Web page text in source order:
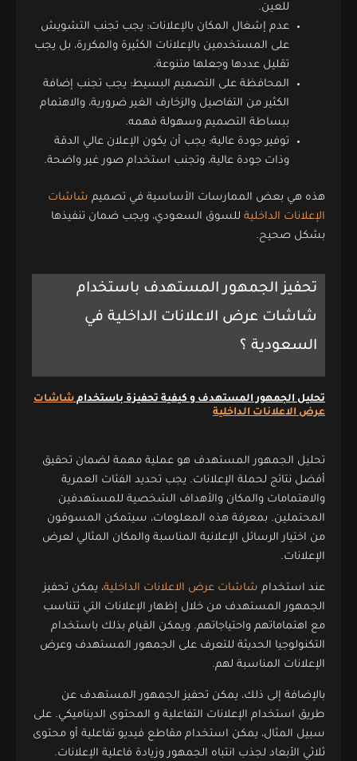
للعين.
عدم إشغال المكان بالإعلانات: يجب تجنب التشويش
على المستخدمين بالإعلانات الكثيرة والمكررة، بل يجب
تقليل عددها وجعلها متنوعة.
المحافظة على التصميم البسيط: يجب تجنب إضافة
الكثير من التفاصيل والزخارف الغير ضرورية، والاهتمام
ببساطة التصميم وسهولة فهمه.
توفير جودة عالية: يجب أن يكون الإعلان عالي الدقة
وذات جودة عالية، وتجنب استخدام صور غير واضحة.
هذه هي بعض الممارسات الأساسية في تصميم شاشات
الإعلانات الداخلية للسوق السعودي، ويجب ضمان تنفيذها
بشكل صحيح.
تحفيز الجمهور المستهدف باستخدام
شاشات عرض الاعلانات الداخلية في
السعودية ؟
تحليل الجمهور المستهدف و كيفية تحفيزة باستخدامشاشات
عرض الاعلانات الداخلية
تحليل الجمهور المستهدف هو عملية مهمة لضمان تحقيق
أفضل نتائج لحملة الإعلانات. يجب تحديد الفئات العمرية
والاهتمامات والمكان والأهداف الشخصية للمستهدفين
المحتملين. بمعرفة هذه المعلومات، سيتمكن المسوقون
من اختيار الرسائل الإعلانية المناسبة والمكان المثالي لعرض
الإعلانات.
عند استخدام شاشات عرض الاعلانات الداخلية، يمكن تحفيز
الجمهور المستهدف من خلال إظهار الإعلانات التي تتناسب
مع اهتماماتهم واحتياجاتهم. ويمكن القيام بذلك باستخدام
التكنولوجيا الحديثة للتعرف على الجمهور المستهدف وعرض
الإعلانات المناسبة لهم.
بالإضافة إلى ذلك، يمكن تحفيز الجمهور المستهدف عن
طريق استخدام الإعلانات التفاعلية و المحتوى الديناميكي. على
سبيل المثال، يمكن استخدام مقاطع فيديو تفاعلية أو محتوى
ثلاثي الأبعاد لجذب انتباه الجمهور وزيادة فاعلية الإعلانات.